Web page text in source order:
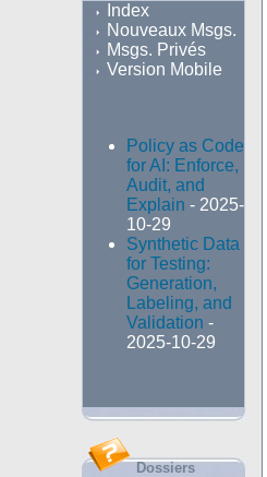
Index
Nouveaux Msgs.
Msgs. Privés
Version Mobile
Policy as Code
for AI: Enforce,
Audit, and
Explain - 2025-
10-29
Synthetic Data
for Testing:
Generation,
Labeling, and
Validation -
2025-10-29
Dossiers